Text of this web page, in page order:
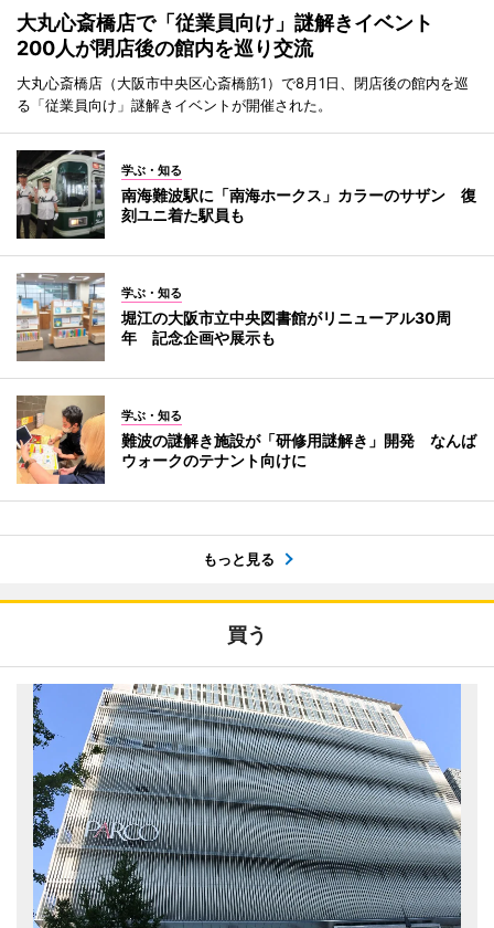
大丸心斎橋店で「従業員向け」謎解きイベント
200人が閉店後の館内を巡り交流
大丸心斎橋店（大阪市中央区心斎橋筋1）で8月1日、閉店後の館内を巡
る「従業員向け」謎解きイベントが開催された。
学ぶ・知る
南海難波駅に「南海ホークス」カラーのサザン 復
刻ユニ着た駅員も
学ぶ・知る
堀江の大阪市立中央図書館がリニューアル30周
年 記念企画や展示も
学ぶ・知る
難波の謎解き施設が「研修用謎解き」開発 なんば
ウォークのテナント向けに
もっと見る
買う